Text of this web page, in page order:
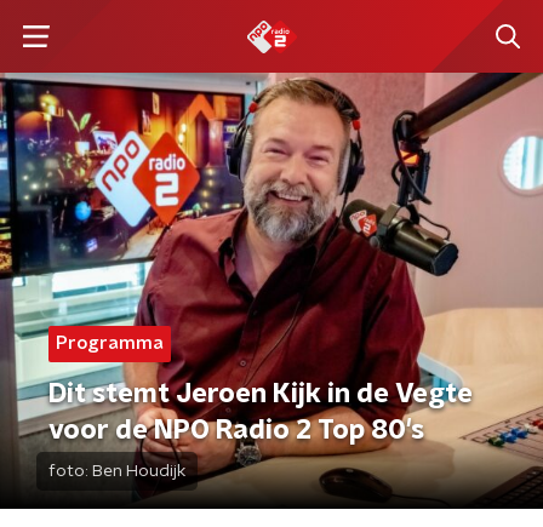
Programma
Dit stemt Jeroen Kijk in de Vegte
voor de NPO Radio 2 Top 80's
foto: Ben Houdijk